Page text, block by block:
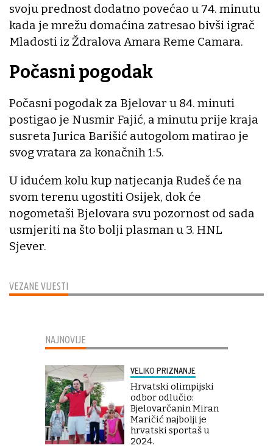
VEZANE VIJESTI
svoju prednost dodatno povećao u 74. minutu
kada je mrežu domaćina zatresao bivši igrač
Mladosti iz Ždralova Amara Reme Camara.
Počasni pogodak
Počasni pogodak za Bjelovar u 84. minuti
postigao je Nusmir Fajić, a minutu prije kraja
susreta Jurica Barišić autogolom matirao je
svog vratara za konačnih 1:5.
U idućem kolu kup natjecanja Rudeš će na
svom terenu ugostiti Osijek, dok će
nogometaši Bjelovara svu pozornost od sada
usmjeriti na što bolji plasman u 3. HNL
Sjever.
NAJNOVIJE
VELIKO PRIZNANJE
Hrvatski olimpijski
odbor odlučio:
Bjelovarčanin Miran
Maričić najbolji je
hrvatski sportaš u
2024.